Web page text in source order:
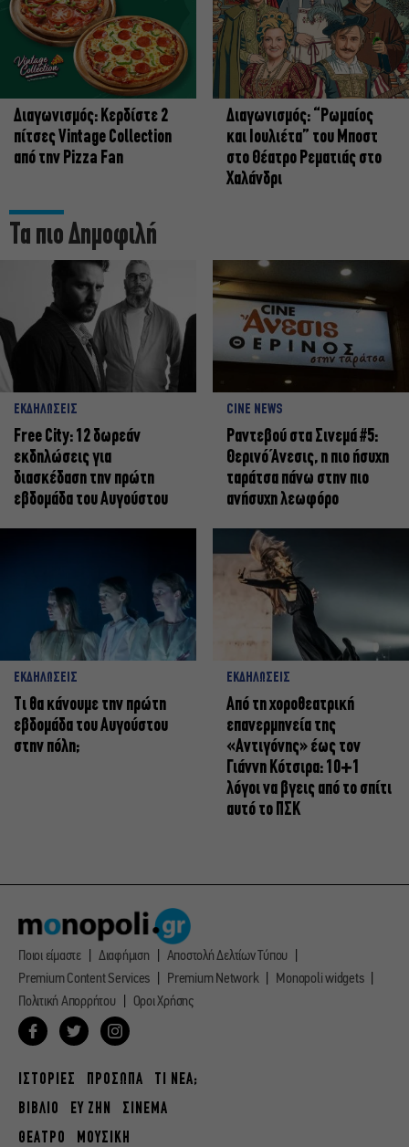
Διαγωνισμός: Κερδίστε 2
πίτσες Vintage Collection
από την Pizza Fan
Διαγωνισμός: “Ρωμαίος
και Ιουλιέτα” του Μποστ
στο Θέατρο Ρεματιάς στο
Χαλάνδρι
Τα πιο Δημοφιλή
ΕΚΔΗΛΩΣΕΙΣ
Free City: 12 δωρεάν
εκδηλώσεις για
διασκέδαση την πρώτη
εβδομάδα του Αυγούστου
CINE NEWS
Ραντεβού στα Σινεμά #5:
Θερινό Άνεσις, η πιο ήσυχη
ταράτσα πάνω στην πιο
ανήσυχη λεωφόρο
ΕΚΔΗΛΩΣΕΙΣ
Τι θα κάνουμε την πρώτη
εβδομάδα του Αυγούστου
στην πόλη;
ΕΚΔΗΛΩΣΕΙΣ
Από τη χοροθεατρική
επανερμηνεία της
«Αντιγόνης» έως τον
Γιάννη Κότσιρα: 10+1
λόγοι να βγεις από το σπίτι
αυτό το ΠΣΚ
Ποιοι είμαστε Διαφήμιση
Αποστολή Δελτίων Τύπου
Premium Content Services
Premium Network
Monopoli widgets
Πολιτική Απορρήτου
Οροι Χρήσης
ΙΣΤΟΡΙΕΣ ΠΡΟΣΩΠΑ
ΤΙ ΝΕΑ;
ΒΙΒΛΙΟ
ΕΥ ΖΗΝ
ΣΙΝΕΜΑ
ΘΕΑΤΡΟ
ΜΟΥΣΙΚΗ